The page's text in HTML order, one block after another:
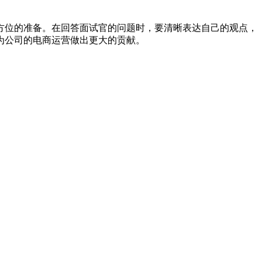
的准备。在回答面试官的问题时，要清晰表达自己的观点，
司的电商运营做出更大的贡献。